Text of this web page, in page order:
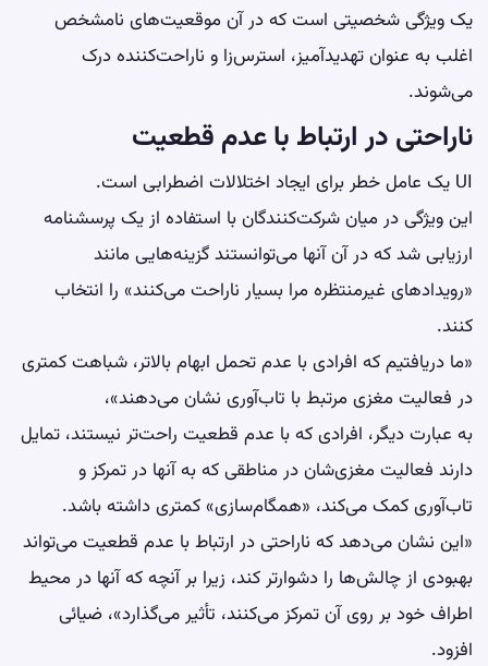
یک ویژگی شخصیتی است که در آن موقعیت‌های نامشخص
اغلب به عنوان تهدیدآمیز، استرس‌زا و ناراحت‌کننده درک
می‌شوند.
ناراحتی در ارتباط با عدم قطعیت
UI یک عامل خطر برای ایجاد اختلالات اضطرابی است.
این ویژگی در میان شرکت‌کنندگان با استفاده از یک پرسشنامه
ارزیابی شد که در آن آنها می‌توانستند گزینه‌هایی مانند
«رویدادهای غیرمنتظره مرا بسیار ناراحت می‌کنند» را انتخاب
کنند.
«ما دریافتیم که افرادی با عدم تحمل ابهام بالاتر، شباهت کمتری
در فعالیت مغزی مرتبط با تاب‌آوری نشان می‌دهند»،
به عبارت دیگر، افرادی که با عدم قطعیت راحت‌تر نیستند، تمایل
دارند فعالیت مغزی‌شان در مناطقی که به آنها در تمرکز و
تاب‌آوری کمک می‌کند، «همگام‌سازی» کمتری داشته باشد.
«این نشان می‌دهد که ناراحتی در ارتباط با عدم قطعیت می‌تواند
بهبودی از چالش‌ها را دشوارتر کند، زیرا بر آنچه که آنها در محیط
اطراف خود بر روی آن تمرکز می‌کنند، تأثیر می‌گذارد»، ضیائی
افزود.